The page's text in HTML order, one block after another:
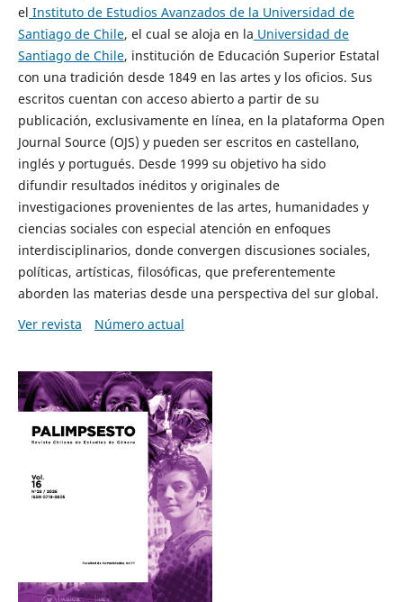
el Instituto de Estudios Avanzados de la Universidad de
Santiago de Chile, el cual se aloja en la Universidad de
Santiago de Chile, institución de Educación Superior Estatal
con una tradición desde 1849 en las artes y los oficios. Sus
escritos cuentan con acceso abierto a partir de su
publicación, exclusivamente en línea, en la plataforma Open
Journal Source (OJS) y pueden ser escritos en castellano,
inglés y portugués. Desde 1999 su objetivo ha sido
difundir resultados inéditos y originales de
investigaciones provenientes de las artes, humanidades y
ciencias sociales con especial atención en enfoques
interdisciplinarios, donde convergen discusiones sociales,
políticas, artísticas, filosóficas, que preferentemente
aborden las materias desde una perspectiva del sur global.
Ver revista
Número actual